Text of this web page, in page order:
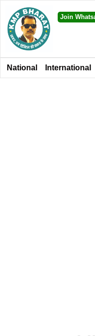
Join
National International